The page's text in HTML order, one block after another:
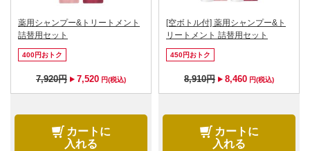
薬用シャンプー&トリートメント
詰替用セット
400円おトク
7,920円 7,520 円(税込)
カートに
入れる
[空ボトル付] 薬用シャンプー&ト
リートメント 詰替用セット
450円おトク
8,910円 8,460 円(税込)
カートに
入れる